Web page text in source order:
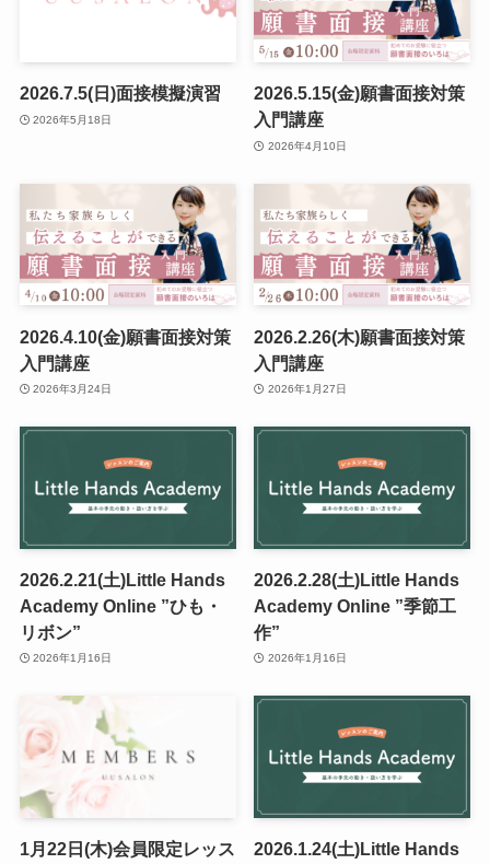
2026.7.5(日)面接模擬演習
2026年5月18日
2026.5.15(金)願書面接対策
入門講座
2026年4月10日
2026.4.10(金)願書面接対策
入門講座
2026年3月24日
2026.2.26(木)願書面接対策
入門講座
2026年1月27日
2026.2.21(土)Little Hands
Academy Online ”ひも・
リボン”
2026年1月16日
2026.2.28(土)Little Hands
Academy Online ”季節工
作”
2026年1月16日
1月22日(木)会員限定レッス
2026.1.24(土)Little Hands